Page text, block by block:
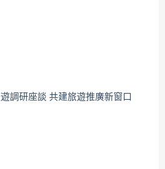
調研座談 共建旅遊推廣新窗口